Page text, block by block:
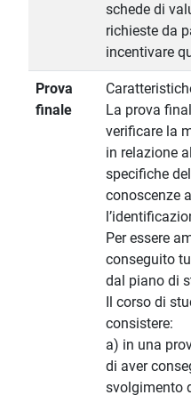
schede di
richieste da
incentivare
Prova
finale
La prova
verificare la
in relazione
specifiche
conoscenze
Per essere
conseguito
dal piano di
Il corso di
consistere:
a) in una
di aver
svolgimento